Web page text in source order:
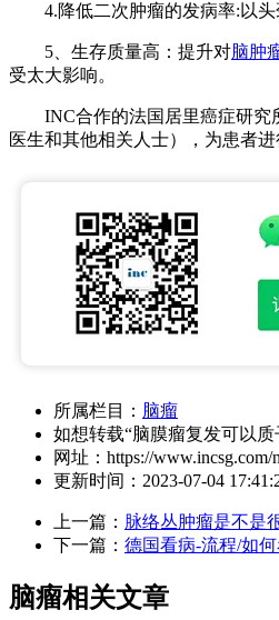
4.降低二次肿瘤的发病率:以头颈
5、生存质量高：提升对脑肿
受太大影响。
INC合作的法国居里癌症研究所
医生和其他相关人士），为患者进
所属栏目： 脑瘤
如想转载“脑膜瘤复发可以
网址： https://www.incsg.com/
更新时间： 2023-07-04
上一篇： 脉络丛肿瘤是不是
下一篇： 德国看病-流程/如
脑瘤相关文章